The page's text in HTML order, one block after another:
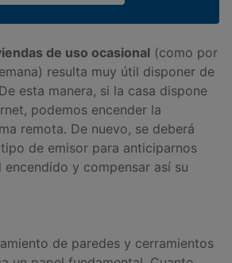
de uso ocasional (como por
resulta muy útil disponer de
esta manera, si la casa dispone
podemos encender la
remota. De nuevo, se deberá
de emisor para anticiparnos
encendido y compensar así su
de paredes y cerramientos